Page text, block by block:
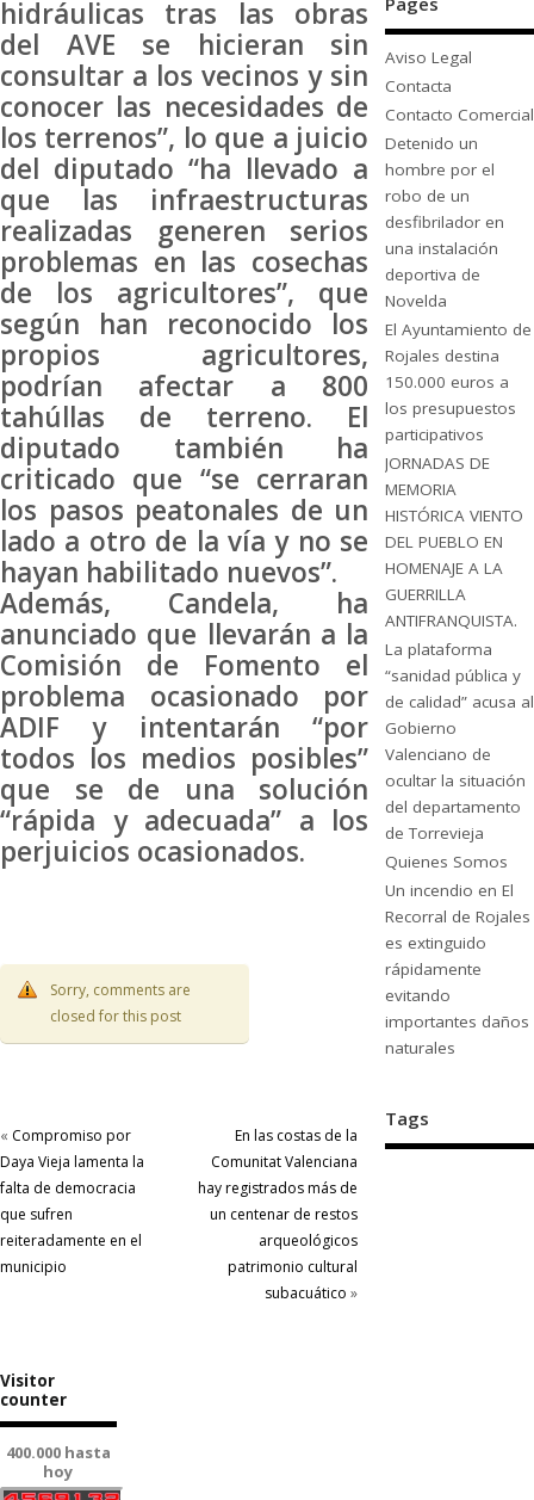
hidráulicas tras las obras
del AVE se hicieran sin
consultar a los vecinos y sin
conocer las necesidades de
los terrenos”, lo que a juicio
del diputado “ha llevado a
que las infraestructuras
realizadas generen serios
problemas en las cosechas
de los agricultores”, que
según han reconocido los
propios agricultores,
podrían afectar a 800
tahúllas de terreno. El
diputado también ha
criticado que “se cerraran
los pasos peatonales de un
lado a otro de la vía y no se
hayan habilitado nuevos”.
Además, Candela, ha
anunciado que llevarán a la
Comisión de Fomento el
problema ocasionado por
ADIF y intentarán “por
todos los medios posibles”
que se de una solución
“rápida y adecuada” a los
perjuicios ocasionados.
Sorry, comments are
closed for this post
« Compromiso por
Daya Vieja lamenta la
falta de democracia
que sufren
reiteradamente en el
municipio
En las costas de la
Comunitat Valenciana
hay registrados más de
un centenar de restos
arqueológicos
patrimonio cultural
subacuático »
Aviso Legal
Contacta
Contacto Comercial
Detenido un
hombre por el
robo de un
desfibrilador en
una instalación
deportiva de
Novelda
El Ayuntamiento de
Rojales destina
150.000 euros a
los presupuestos
participativos
JORNADAS DE
MEMORIA
HISTÓRICA VIENTO
DEL PUEBLO EN
HOMENAJE A LA
GUERRILLA
ANTIFRANQUISTA.
La plataforma
“sanidad pública y
de calidad” acusa al
Gobierno
Valenciano de
ocultar la situación
del departamento
de Torrevieja
Quienes Somos
Un incendio en El
Recorral de Rojales
es extinguido
rápidamente
evitando
importantes daños
naturales
Tags
Visitor
counter
400.000 hasta
hoy